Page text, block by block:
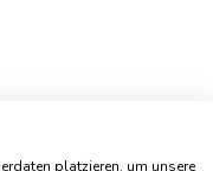
platzieren, um unsere